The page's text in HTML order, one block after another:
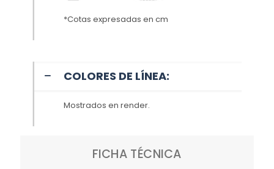
*Cotas expresadas en cm
COLORES DE LÍNEA:
Mostrados en render.
FICHA TÉCNICA